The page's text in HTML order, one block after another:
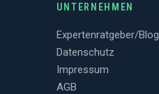
UNTERNEHMEN
Expertenratgeber/Blog
Datenschutz
Impressum
AGB